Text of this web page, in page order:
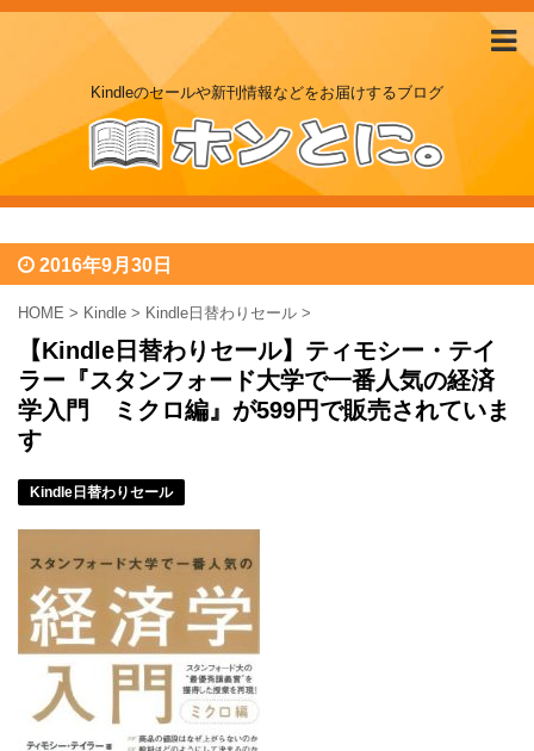
Kindleのセールや新刊情報などをお届けするブログ
2016年9月30日
HOME > Kindle > Kindle日替わりセール >
【Kindle日替わりセール】ティモシー・テイ
ラー『スタンフォード大学で一番人気の経済
学入門 ミクロ編』が599円で販売されていま
す
Kindle日替わりセール